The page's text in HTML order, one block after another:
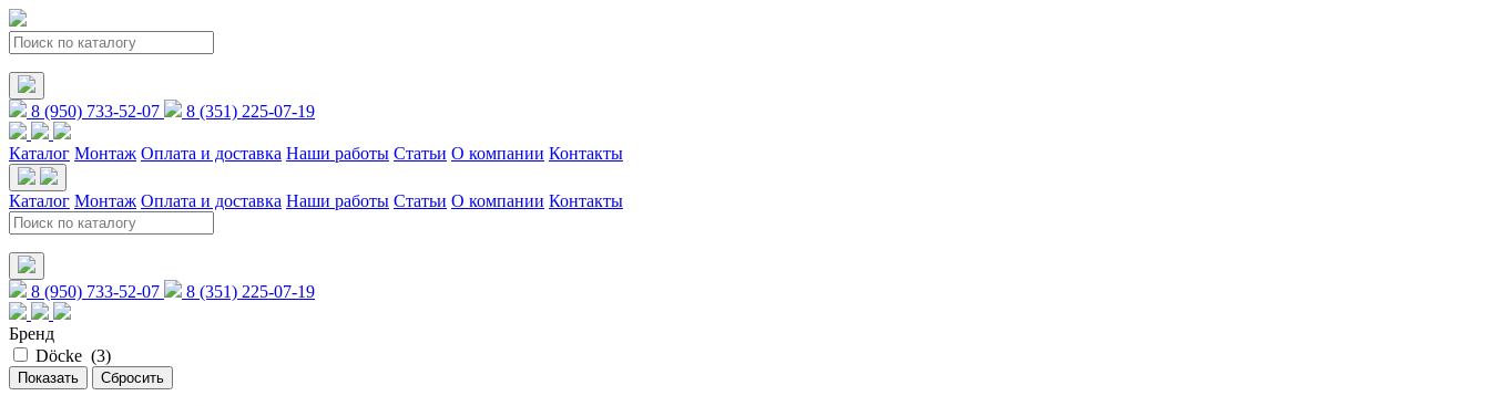
8 (950) 733-52-07 8 (351) 225-07-19
Каталог Монтаж Оплата и доставка Наши работы Статьи О компании Контакты
Каталог Монтаж Оплата и доставка Наши работы Статьи О компании Контакты
8 (950) 733-52-07 8 (351) 225-07-19
Бренд
Döcke (3)